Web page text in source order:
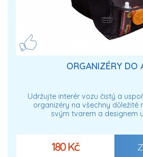
ORGANIZÉRY DO
Udržujte interér vozu čistý a
organizéry na všechny důležité
svým tvarem a designem
180 Kč